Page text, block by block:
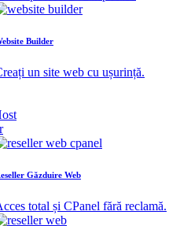
Builder
un site web cu ușurință.
Găzduire Web
total și CPanel fără reclamă.